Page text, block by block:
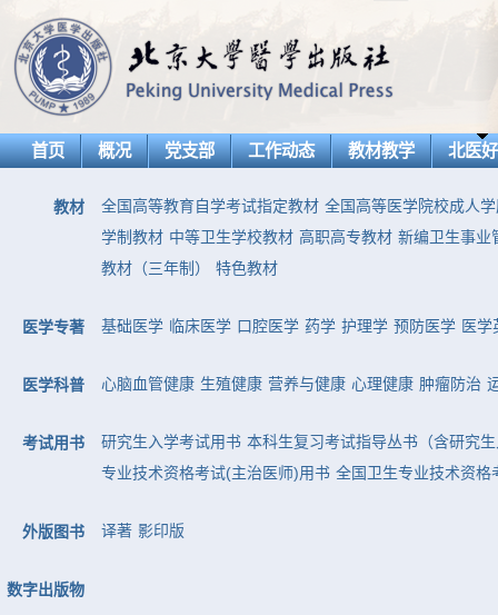
首页 概况 党支部 工作动态 教材教学 北医
教材 全国高等教育自学考试指定教材 全国高等医学院校成人
学制教材 中等卫生学校教材 高职高专教材 新编卫生事业
教材（三年制）
特色教材
医学专著 基础医学 临床医学 口腔医学 药学 护理学 预防医学 医学
医学科普 心脑血管健康 生殖健康 营养与健康 心理健康 肿瘤防治
考试用书 研究生入学考试用书 本科生复习考试指导丛书（含研究
专业技术资格考试(主治医师)用书 全国卫生专业技术资格
外版图书 译著 影印版
数字出版物